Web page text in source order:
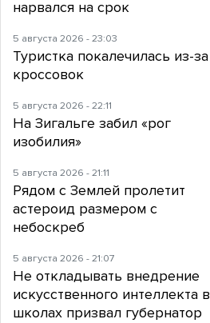
нарвался на срок
5 августа 2026 - 23:03
Туристка покалечилась из-за
кроссовок
5 августа 2026 - 22:11
На Зигальге забил «рог
изобилия»
5 августа 2026 - 21:11
Рядом с Землей пролетит
астероид размером с
небоскреб
5 августа 2026 - 21:07
Не откладывать внедрение
искусственного интеллекта в
школах призвал губернатор